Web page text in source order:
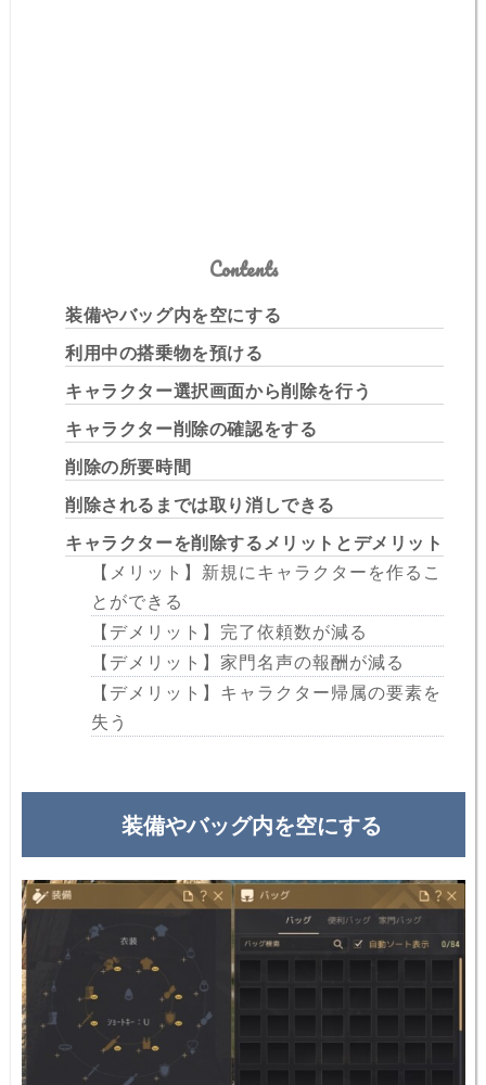
Contents
装備やバッグ内を空にする
利用中の搭乗物を預ける
キャラクター選択画面から削除を行う
キャラクター削除の確認をする
削除の所要時間
削除されるまでは取り消しできる
キャラクターを削除するメリットとデメリット
【メリット】新規にキャラクターを作るこ
とができる
【デメリット】完了依頼数が減る
【デメリット】家門名声の報酬が減る
【デメリット】キャラクター帰属の要素を
失う
装備やバッグ内を空にする